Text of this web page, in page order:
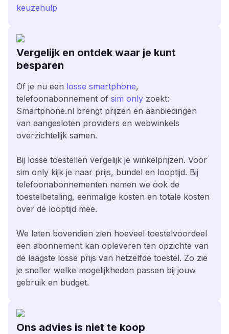
keuzehulp
Vergelijk en ontdek waar je kunt
besparen
Of je nu een losse smartphone,
telefoonabonnement of sim only zoekt:
Smartphone.nl brengt prijzen en aanbiedingen
van aangesloten providers en webwinkels
overzichtelijk samen.
Bij losse toestellen vergelijk je winkelprijzen. Voor
sim only kijk je naar prijs, bundel en looptijd. Bij
telefoonabonnementen nemen we ook de
toestelbetaling, eenmalige kosten en totale kosten
over de looptijd mee.
We laten bovendien zien hoeveel toestelvoordeel
een abonnement kan opleveren ten opzichte van
de laagste losse prijs van hetzelfde toestel. Zo zie
je sneller welke mogelijkheden passen bij jouw
gebruik en budget.
Ons advies is niet te koop